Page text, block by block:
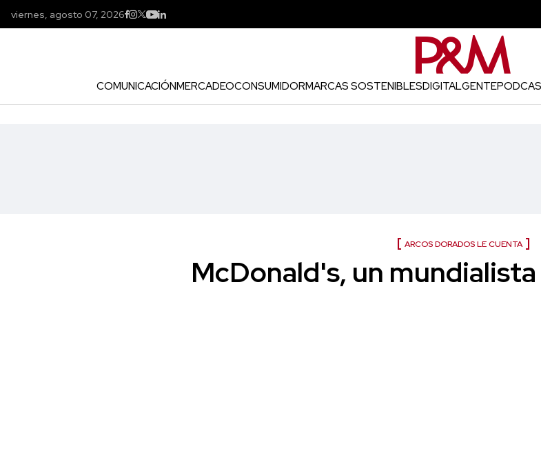
viernes, agosto 07, 2026
COMUNICACIÓNMERCADEOCONSUMIDORMARCAS SOSTENIBLESDIGITALGENTE
ARCOS DORADOS LE CUENTA
McDonald's, un